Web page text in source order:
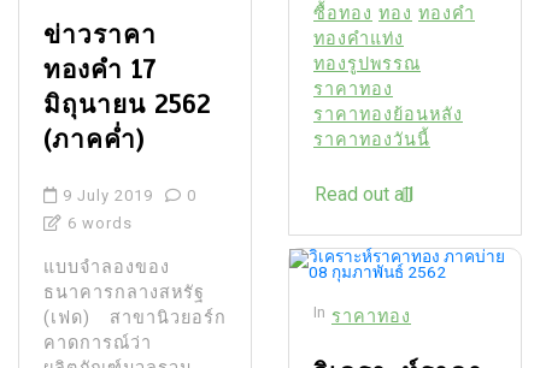
ข่าวราคา
ทองคำ 17
มิถุนายน 2562
(ภาคค่ำ)
9 July 2019
0
6 words
แบบจําลองของ
ธนาคารกลางสหรัฐ
(เฟด) สาขานิวยอร์ก
คาดการณ์ว่า
ซื้อทอง ทอง ทองคำ
ทองคำแท่ง
ทองรูปพรรณ
ราคาทอง
ราคาทองย้อนหลัง
ราคาทองวันนี้
Read out all
In ราคาทอง